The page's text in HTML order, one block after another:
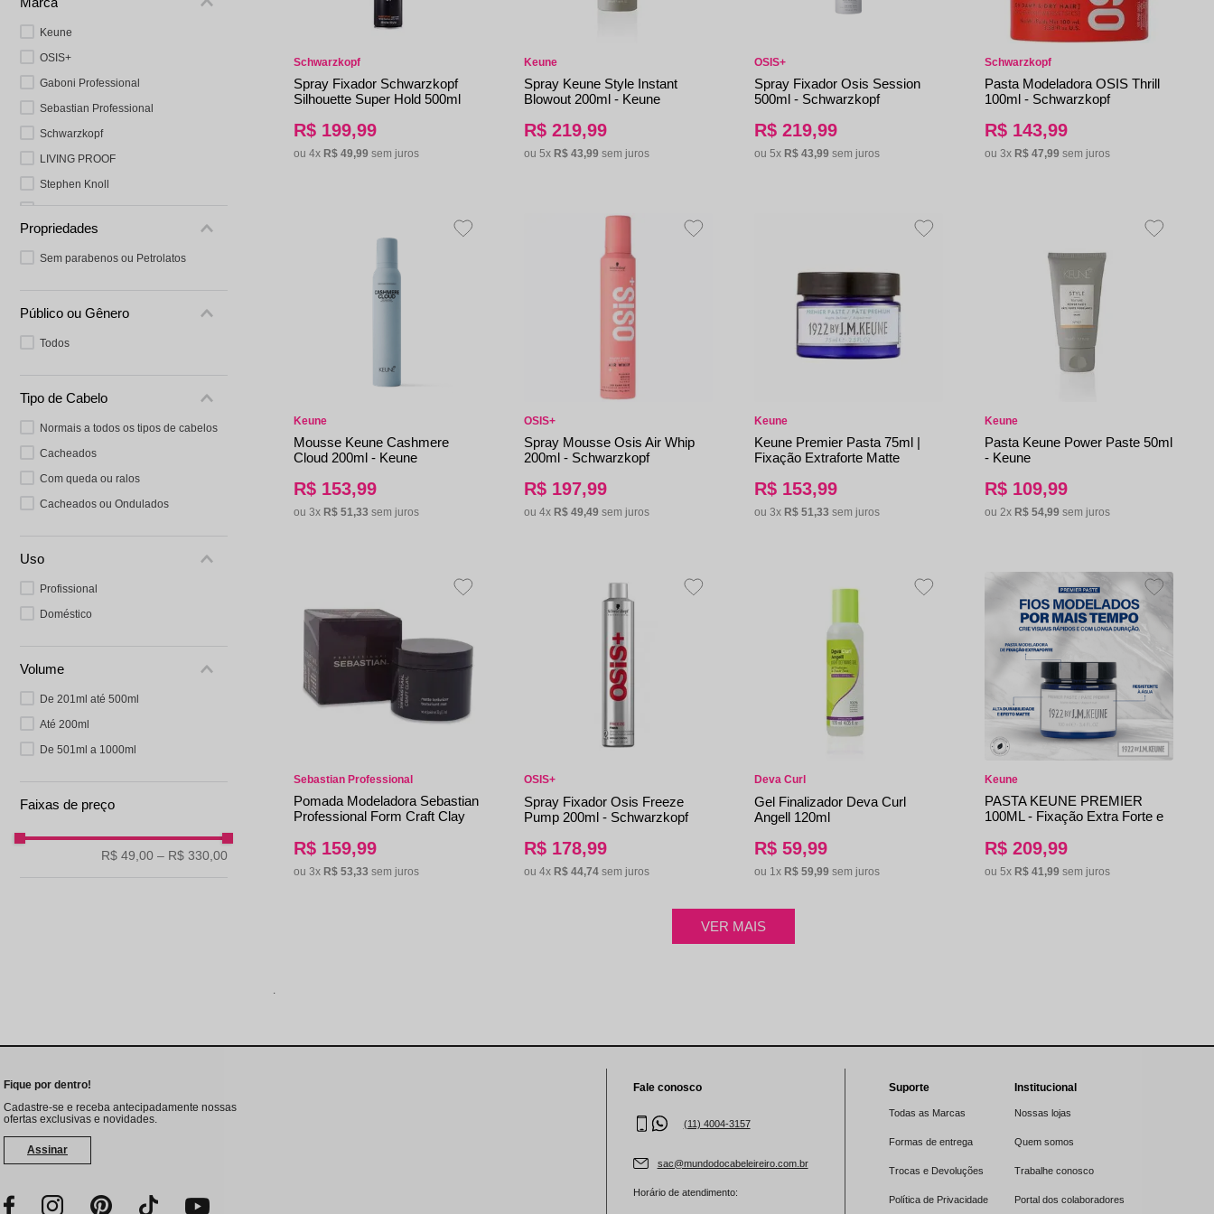
Keune
OSIS+
Gaboni Professional
Sebastian Professional
Schwarzkopf
LIVING PROOF
Stephen Knoll
Truss
Deva Curl
BRAÉ
Redken
Propriedades
Sem parabenos ou Petrolatos
Público ou Gênero
Todos
Tipo de Cabelo
Normais a todos os tipos de cabelos
Cacheados
Com queda ou ralos
Cacheados ou Ondulados
Uso
Profissional
Doméstico
Volume
De 201ml até 500ml
Até 200ml
De 501ml a 1000ml
Faixas de preço
R$ 49,00 – R$ 330,00
Schwarzkopf
Spray Fixador Schwarzkopf
Silhouette Super Hold 500ml
R$ 199,99
ou 4x R$ 49,99 sem juros
Keune
Spray Keune Style Instant
Blowout 200ml - Keune
R$ 219,99
ou 5x R$ 43,99 sem juros
OSIS+
Spray Fixador Osis Session
500ml - Schwarzkopf
R$ 219,99
ou 5x R$ 43,99 sem juros
Schwarzkopf
Pasta Modeladora OSIS Thrill
100ml - Schwarzkopf
R$ 143,99
ou 3x R$ 47,99 sem juros
Keune
Mousse Keune Cashmere
Cloud 200ml - Keune
R$ 153,99
ou 3x R$ 51,33 sem juros
OSIS+
Spray Mousse Osis Air Whip
200ml - Schwarzkopf
R$ 197,99
ou 4x R$ 49,49 sem juros
Keune
Keune Premier Pasta 75ml |
Fixação Extraforte Matte
R$ 153,99
ou 3x R$ 51,33 sem juros
Keune
Pasta Keune Power Paste 50ml
- Keune
R$ 109,99
ou 2x R$ 54,99 sem juros
Sebastian Professional
Pomada Modeladora Sebastian
Professional Form Craft Clay
R$ 159,99
ou 3x R$ 53,33 sem juros
OSIS+
Spray Fixador Osis Freeze
Pump 200ml - Schwarzkopf
R$ 178,99
ou 4x R$ 44,74 sem juros
Deva Curl
Gel Finalizador Deva Curl
Angell 120ml
R$ 59,99
ou 1x R$ 59,99 sem juros
Keune
PASTA KEUNE PREMIER
100ML - Fixação Extra Forte e
R$ 209,99
ou 5x R$ 41,99 sem juros
.
Fique por dentro!
Cadastre-se e receba antecipadamente nossas
ofertas exclusivas e novidades.
Assinar
Fale conosco
(11) 4004-3157
sac@mundodocabeleireiro.com.br
Horário de atendimento:
Suporte
Todas as Marcas
Formas de entrega
Trocas e Devoluções
Política de Privacidade
Institucional
Nossas lojas
Quem somos
Trabalhe conosco
Portal dos colaboradores